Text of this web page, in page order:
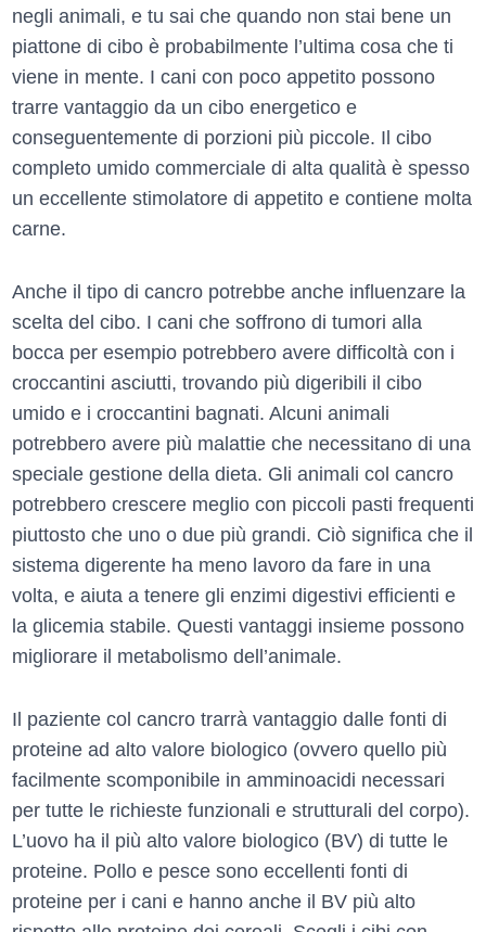
negli animali, e tu sai che quando non stai bene un
piattone di cibo è probabilmente l’ultima cosa che ti
viene in mente. I cani con poco appetito possono
trarre vantaggio da un cibo energetico e
conseguentemente di porzioni più piccole. Il cibo
completo umido commerciale di alta qualità è spesso
un eccellente stimolatore di appetito e contiene molta
carne.
Anche il tipo di cancro potrebbe anche influenzare la
scelta del cibo. I cani che soffrono di tumori alla
bocca per esempio potrebbero avere difficoltà con i
croccantini asciutti, trovando più digeribili il cibo
umido e i croccantini bagnati. Alcuni animali
potrebbero avere più malattie che necessitano di una
speciale gestione della dieta. Gli animali col cancro
potrebbero crescere meglio con piccoli pasti frequenti
piuttosto che uno o due più grandi. Ciò significa che il
sistema digerente ha meno lavoro da fare in una
volta, e aiuta a tenere gli enzimi digestivi efficienti e
la glicemia stabile. Questi vantaggi insieme possono
migliorare il metabolismo dell’animale.
Il paziente col cancro trarrà vantaggio dalle fonti di
proteine ad alto valore biologico (ovvero quello più
facilmente scomponibile in amminoacidi necessari
per tutte le richieste funzionali e strutturali del corpo).
L’uovo ha il più alto valore biologico (BV) di tutte le
proteine. Pollo e pesce sono eccellenti fonti di
proteine per i cani e hanno anche il BV più alto